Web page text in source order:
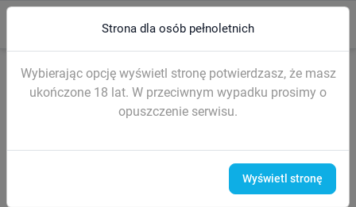
search
Strona główna LIQUIDY (sól nikotynowa) Liquidy SIGMA Salt 10ml
Strona dla osób pełnoletnich
Wybierając opcję wyświetl stronę potwierdzasz, że masz
ukończone 18 lat. W przeciwnym wypadku prosimy o
opuszczenie serwisu.
Wyświetl stronę